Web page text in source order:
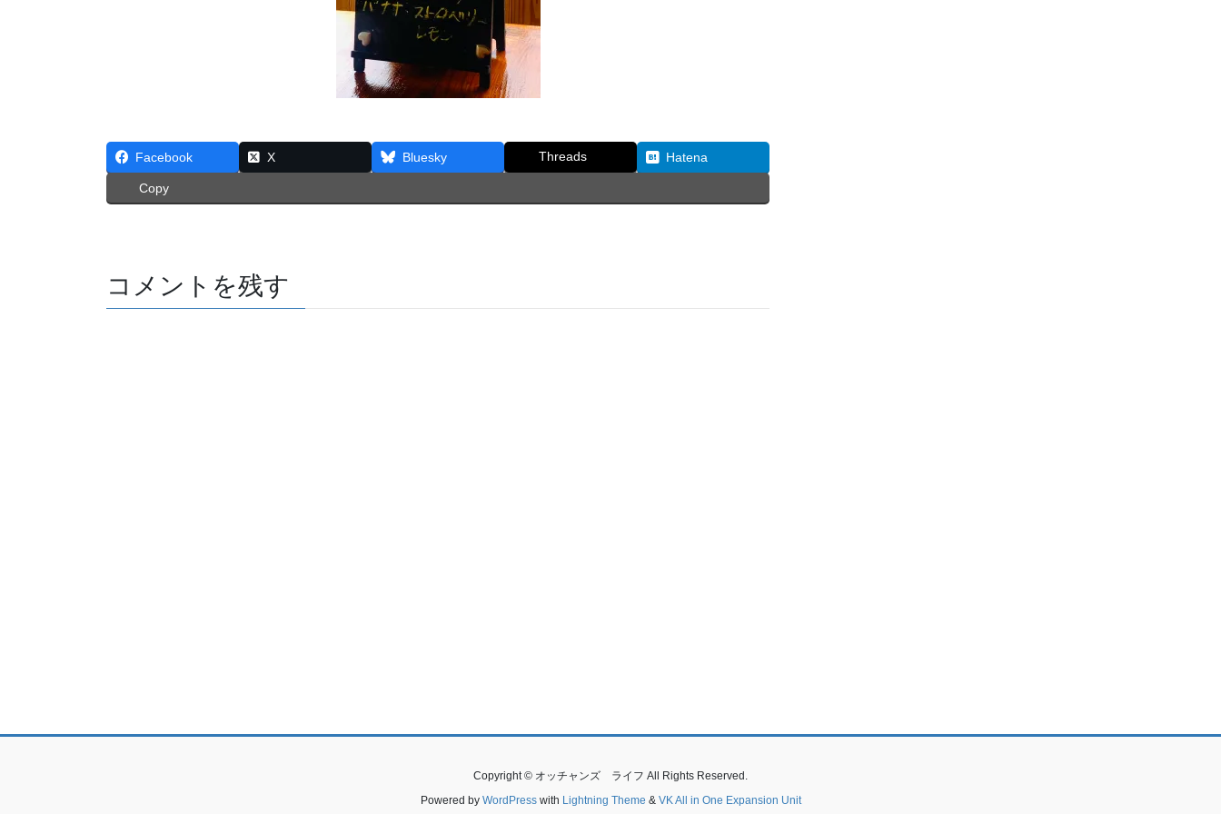
Facebook X Bluesky Threads Hatena
Copy
コメントを残す
Copyright © オッチャンズ ライフ All Rights Reserved.
Powered by WordPresswith Lightning Theme & VK All in One Expansion Unit